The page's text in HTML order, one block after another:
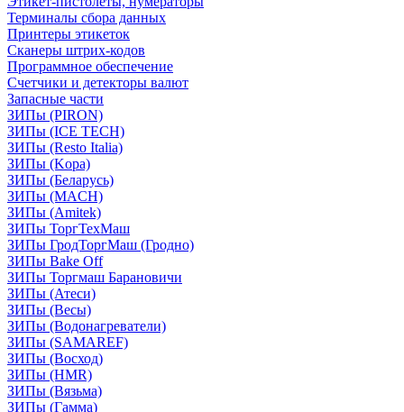
Терминалы сбора данных
Принтеры этикеток
Сканеры штрих-кодов
Программное обеспечение
Счетчики и детекторы валют
Запасные части
ЗИПы (PIRON)
ЗИПы (ICE TECH)
ЗИПы (Resto Italia)
ЗИПы (Kopa)
ЗИПы (Беларусь)
ЗИПы (MACH)
ЗИПы (Amitek)
ЗИПы ТоргТехМаш
ЗИПы ГродТоргМаш (Гродно)
ЗИПы Bake Off
ЗИПы Торгмаш Барановичи
ЗИПы (Атеси)
ЗИПы (Весы)
ЗИПы (Водонагреватели)
ЗИПы (SAMAREF)
ЗИПы (Восход)
ЗИПы (HMR)
ЗИПы (Вязьма)
ЗИПы (Гамма)